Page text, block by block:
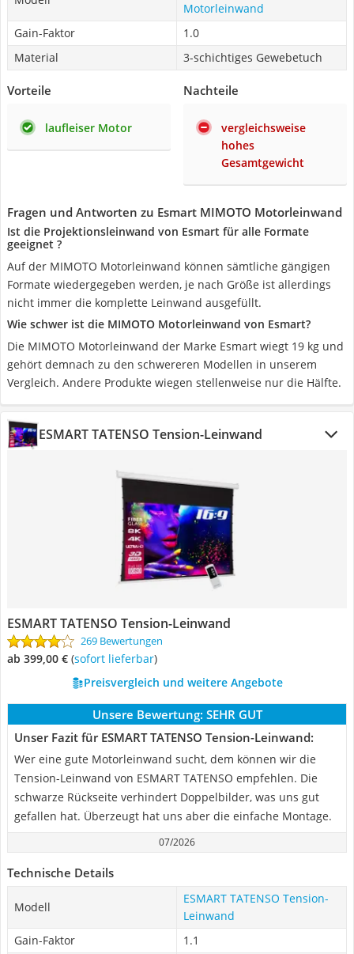
Motorleinwand
Gain-Faktor
1.0
Material
3-schichtiges Gewebetuch
Vorteile
laufleiser Motor
Nachteile
vergleichsweise
hohes
Gesamtgewicht
Fragen und Antworten zu Esmart MIMOTO Motorleinwand
Ist die Projektionsleinwand von Esmart für alle Formate
geeignet ?
Auf der MIMOTO Motorleinwand können sämtliche gängigen
Formate wiedergegeben werden, je nach Größe ist allerdings
nicht immer die komplette Leinwand ausgefüllt.
Wie schwer ist die MIMOTO Motorleinwand von Esmart?
Die MIMOTO Motorleinwand der Marke Esmart wiegt 19 kg und
gehört demnach zu den schwereren Modellen in unserem
Vergleich. Andere Produkte wiegen stellenweise nur die Hälfte.
ESMART TATENSO Tension-Leinwand
ESMART TATENSO Tension-Leinwand
269 Bewertungen
ab 399,00 € ( Sofort lieferbar)
Preisvergleich und weitere Angebote
Unsere Bewertung: SEHR GUT
Unser Fazit für ESMART TATENSO Tension-Leinwand:
Wer eine gute Motorleinwand sucht, dem können wir die
Tension-Leinwand von ESMART TATENSO empfehlen. Die
schwarze Rückseite verhindert Doppelbilder, was uns gut
gefallen hat. Überzeugt hat uns aber die einfache Montage.
07/2026
Technische Details
Modell
ESMART TATENSO Tension-
Leinwand
Gain-Faktor
1.1